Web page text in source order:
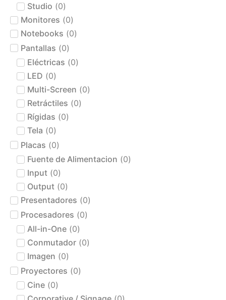
Studio (0)
Monitores (0)
Notebooks (0)
Pantallas (0)
Eléctricas (0)
LED (0)
Multi-Screen (0)
Retráctiles (0)
Rígidas (0)
Tela (0)
Placas (0)
Fuente de Alimentacion (0)
Input (0)
Output (0)
Presentadores (0)
Procesadores (0)
All-in-One (0)
Conmutador (0)
Imagen (0)
Proyectores (0)
Cine (0)